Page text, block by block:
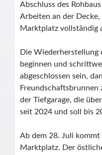
Abschluss des
Arbeiten an der
Marktplatz vollständig
Die Wiederherstellung
beginnen und
abgeschlossen sein,
Freundschaftsbrunnen
der Tiefgarage, die
seit 2024 und soll bis
Ab dem 28. Juli kommt
Marktplatz. Der